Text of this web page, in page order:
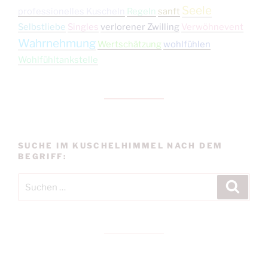
Regeln sanft Seele
Selbstliebe Singles verlorener Zwilling Verwöhnevent
Wahrnehmung Wertschätzung wohlfühlen
Wohlfühltankstelle
SUCHE IM KUSCHELHIMMEL NACH DEM
BEGRIFF:
nach: